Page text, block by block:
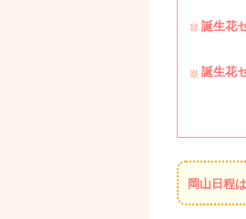
誕生花
誕生花
岡山日程